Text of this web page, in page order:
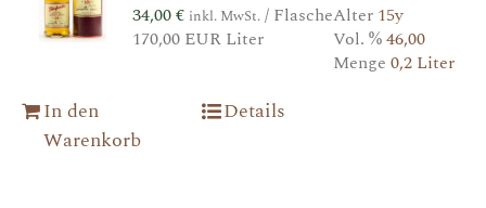
34,00€ inkl. MwSt./ Flasche
170,00 EUR Liter
Alter 15y
Vol. %46,00
Menge 0,2 Liter
In den
Warenkorb
Details